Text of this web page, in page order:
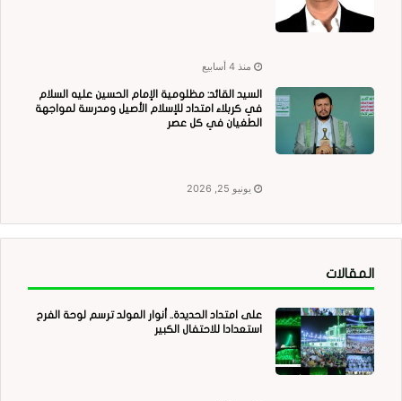
منذ 4 أسابيع
السيد القائد: مظلومية الإمام الحسين عليه السلام
في كربلاء امتداد للإسلام الأصيل ومدرسة لمواجهة
الطغيان في كل عصر
يونيو 25, 2026
المقالات
على امتداد الحديدة.. أنوار المولد ترسم لوحة الفرح
استعدادا للاحتفال الكبير